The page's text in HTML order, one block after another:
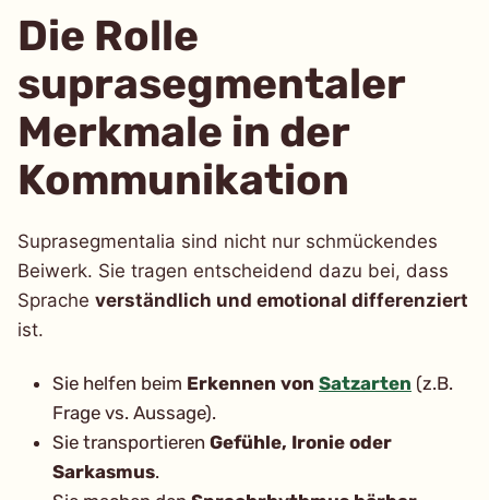
Die Rolle
suprasegmentaler
Merkmale in der
Kommunikation
Suprasegmentalia sind nicht nur schmückendes
Beiwerk. Sie tragen entscheidend dazu bei, dass
Sprache verständlich und emotional differenziert
ist.
Sie helfen beim Erkennen von Satzarten (z.B.
Frage vs. Aussage).
Sie transportieren Gefühle, Ironie oder
Sarkasmus.